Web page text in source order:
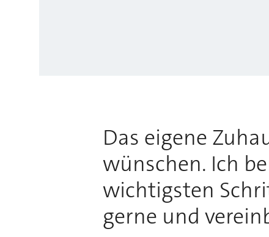
Das eigene
wünschen. Ich
wichtigsten
gerne und